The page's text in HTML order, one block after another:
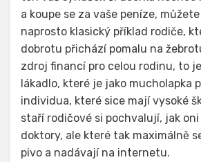
a koupe se za vaše peníze,
naprosto klasický příklad rodiče,
dobrotu přichází pomalu na
zdroj financí pro celou rodinu, to
lákadlo, které je jako mucholapka
individua, které sice mají vysoké
staří rodičové si pochvalují, jak
doktory, ale které tak maximálně
pivo a nadávají na internetu.